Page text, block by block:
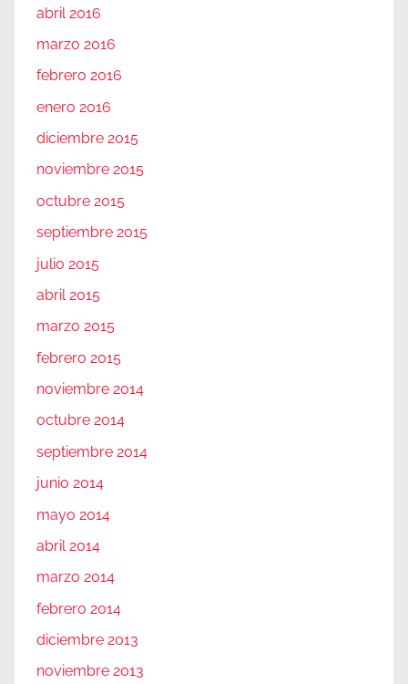
abril 2016
marzo 2016
febrero 2016
enero 2016
diciembre 2015
noviembre 2015
octubre 2015
septiembre 2015
julio 2015
abril 2015
marzo 2015
febrero 2015
noviembre 2014
octubre 2014
septiembre 2014
junio 2014
mayo 2014
abril 2014
marzo 2014
febrero 2014
diciembre 2013
noviembre 2013